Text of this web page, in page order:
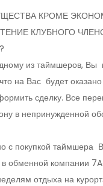
КРОМЕ
КЛУБНОГО
из таймшеров,
на Вас будет
сделку. Все
в непринужденной
с покупкой таймшера
в обменной компании
отдыха на